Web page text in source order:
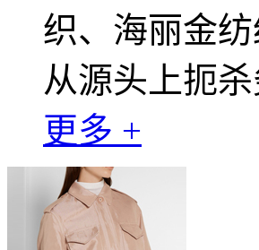
织、海丽金
从源头上扼
更多 +